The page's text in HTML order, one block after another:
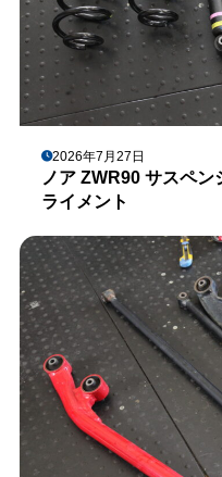
2026年7月27日
ノア ZWR90 サスペ
ライメント